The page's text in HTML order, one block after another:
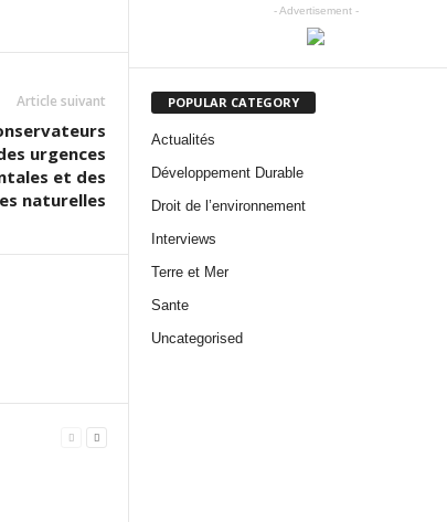
or
volume.
Article suivant
urgences
et des
naturelles
- Advertisement -
POPULAR CATEGORY
Actualités
Développement Durable
Droit de l’environnement
Interviews
Terre et Mer
Sante
Uncategorised